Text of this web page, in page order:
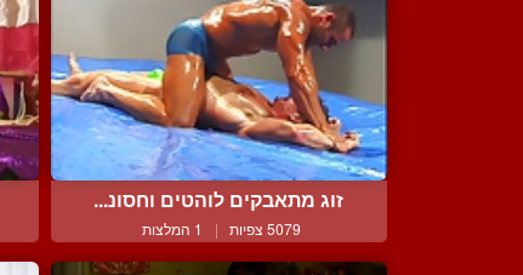
זוג מתאבקים לוהטים וחסונ...
5079 צפיות | 1 המלצות